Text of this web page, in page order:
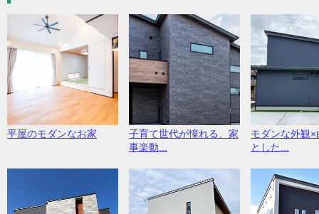
平屋のモダンなお家
子育て世代が憧れる、家
事楽動...
モダンな外観×
とした...